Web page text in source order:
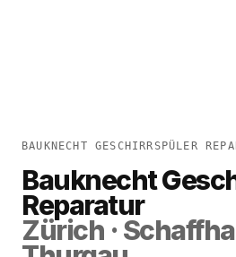
BAUKNECHT GESCHIRRSPÜLER
Bauknecht
Reparatur
Zürich ·